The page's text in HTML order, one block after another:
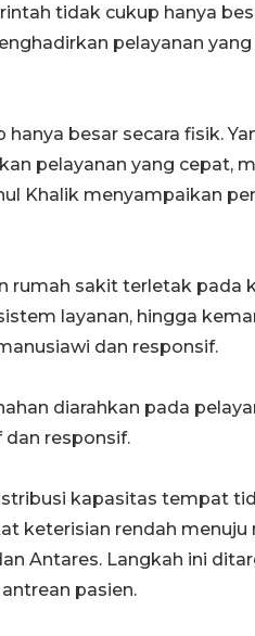
tidak cukup hanya
pelayanan
besar secara fisik.
pelayanan yang cepat,
Khalik menyampaikan
rumah sakit terletak pada
layanan, hingga
dan responsif.
diarahkan pada
dan responsif.
kapasitas tempat
keterisian rendah menuju
Antares. Langkah ini
pasien.